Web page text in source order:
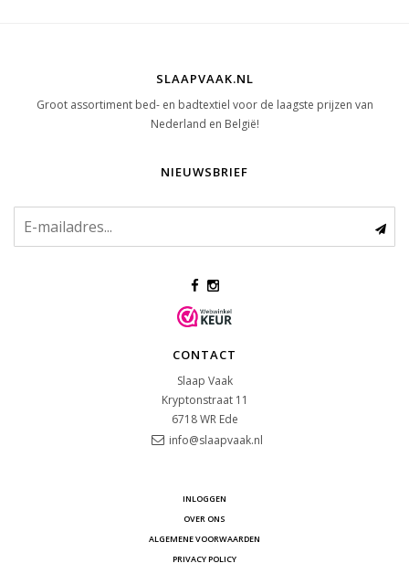
SLAAPVAAK.NL
Groot assortiment bed- en badtextiel voor de laagste prijzen van
Nederland en België!
NIEUWSBRIEF
CONTACT
Slaap Vaak
Kryptonstraat 11
6718 WR Ede
info@slaapvaak.nl
INLOGGEN
OVER ONS
ALGEMENE VOORWAARDEN
PRIVACY POLICY